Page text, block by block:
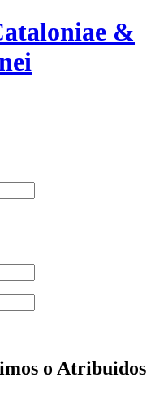
&
o Atribuidos